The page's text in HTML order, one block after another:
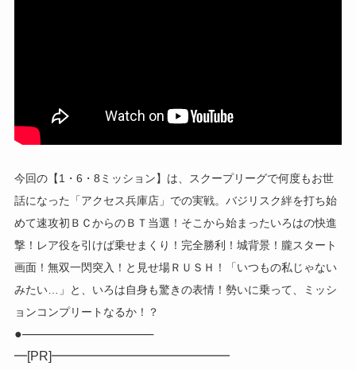
今回の【1・6・8ミッション】は、スクープリーグで何度もお世
話になった「アクセス兵庫店」での実戦。バジリスク絆を打ち始
めて速攻初ＢＣからのＢＴ当選！そこから始まったいろはの快進
撃！レア役を引けば乗せまくり！完全勝利！城背景！朧スタート
画面！無双一閃突入！と見せ場ＲＵＳＨ！「いつもの私じゃない
みたい…」と、いろは自身も驚きの表情！勢いに乗って、ミッシ
ョンコンプリートなるか！？
●───────────────
━[PR]━━━━━━━━━━━━━━